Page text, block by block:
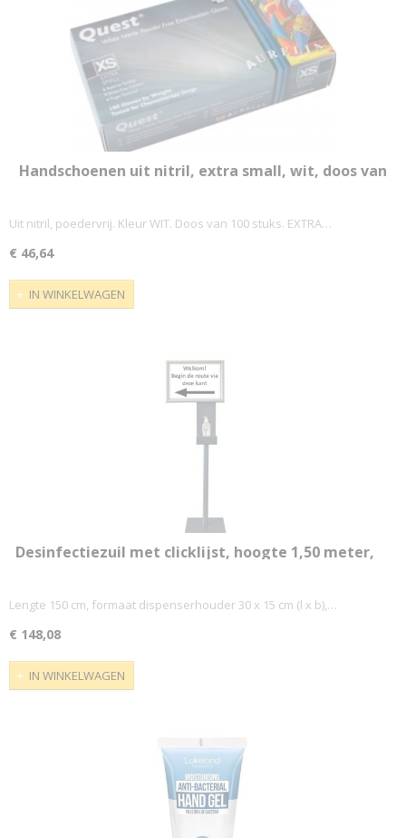
Handschoenen uit nitril, extra small, wit, doos van
Uit nitril, poedervrij. Kleur WIT. Doos van 100 stuks. EXTRA…
€ 46,64
IN WINKELWAGEN
Desinfectiezuil met clicklijst, hoogte 1,50 meter,
Lengte 150 cm, formaat dispenserhouder 30 x 15 cm (l x b),…
€ 148,08
IN WINKELWAGEN